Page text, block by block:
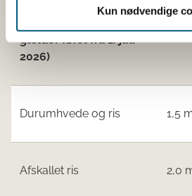
Kun nødvendige
gælder først fra 1. juli
2026)
Durumhvede og ris 1,5
Afskallet ris 2,0